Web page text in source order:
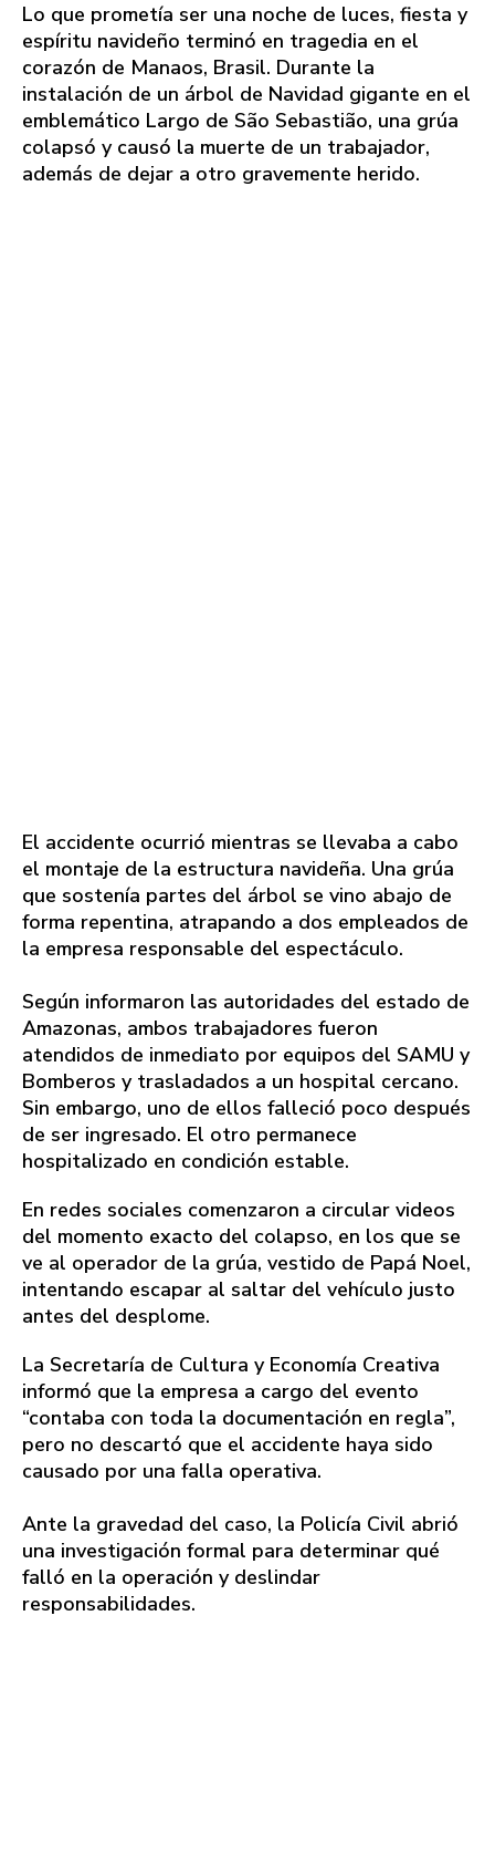
Lo que prometía ser una noche de luces, fiesta y
espíritu navideño terminó en tragedia en el
corazón de Manaos, Brasil. Durante la
instalación de un árbol de Navidad gigante en el
emblemático Largo de São Sebastião, una grúa
colapsó y causó la muerte de un trabajador,
además de dejar a otro gravemente herido.
El accidente ocurrió mientras se llevaba a cabo
el montaje de la estructura navideña. Una grúa
que sostenía partes del árbol se vino abajo de
forma repentina, atrapando a dos empleados de
la empresa responsable del espectáculo.
Según informaron las autoridades del estado de
Amazonas, ambos trabajadores fueron
atendidos de inmediato por equipos del SAMU y
Bomberos y trasladados a un hospital cercano.
Sin embargo, uno de ellos falleció poco después
de ser ingresado. El otro permanece
hospitalizado en condición estable.
En redes sociales comenzaron a circular videos
del momento exacto del colapso, en los que se
ve al operador de la grúa, vestido de Papá Noel,
intentando escapar al saltar del vehículo justo
antes del desplome.
La Secretaría de Cultura y Economía Creativa
informó que la empresa a cargo del evento
“contaba con toda la documentación en regla”,
pero no descartó que el accidente haya sido
causado por una falla operativa.
Ante la gravedad del caso, la Policía Civil abrió
una investigación formal para determinar qué
falló en la operación y deslindar
responsabilidades.